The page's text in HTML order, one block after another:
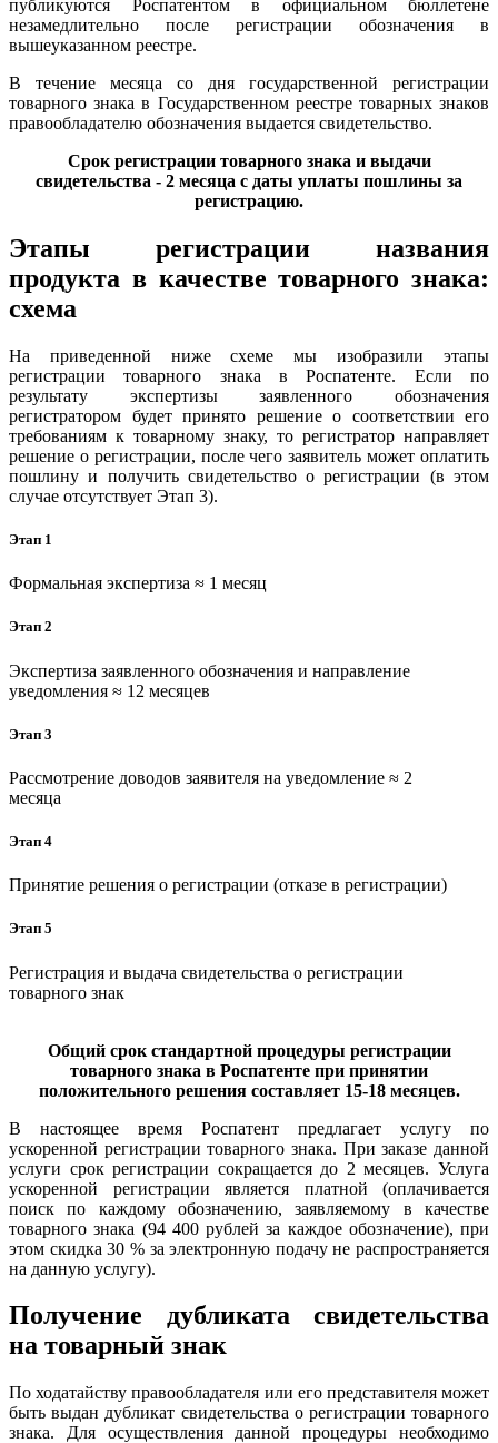
публикуются Роспатентом в официальном бюллетене
незамедлительно после регистрации обозначения в
вышеуказанном реестре.
В течение месяца со дня государственной регистрации
товарного знака в Государственном реестре товарных знаков
правообладателю обозначения выдается свидетельство.
Срок регистрации товарного знака и выдачи
свидетельства - 2 месяца с даты уплаты пошлины за
регистрацию.
Этапы регистрации названия
продукта в качестве товарного знака:
схема
На приведенной ниже схеме мы изобразили этапы
регистрации товарного знака в Роспатенте. Если по
результату экспертизы заявленного обозначения
регистратором будет принято решение о соответствии его
требованиям к товарному знаку, то регистратор направляет
решение о регистрации, после чего заявитель может оплатить
пошлину и получить свидетельство о регистрации (в этом
случае отсутствует Этап 3).
Этап 1
Формальная экспертиза ≈ 1 месяц
Этап 2
Экспертиза заявленного обозначения и направление
уведомления ≈ 12 месяцев
Этап 3
Рассмотрение доводов заявителя на уведомление ≈ 2
месяца
Этап 4
Принятие решения о регистрации (отказе в регистрации)
Этап 5
Регистрация и выдача свидетельства о регистрации
товарного знак
Общий срок стандартной процедуры регистрации
товарного знака в Роспатенте при принятии
положительного решения составляет 15-18 месяцев.
В настоящее время Роспатент предлагает услугу по
ускоренной регистрации товарного знака. При заказе данной
услуги срок регистрации сокращается до 2 месяцев. Услуга
ускоренной регистрации является платной (оплачивается
поиск по каждому обозначению, заявляемому в качестве
товарного знака (94 400 рублей за каждое обозначение), при
этом скидка 30 % за электронную подачу не распространяется
на данную услугу).
Получение дубликата свидетельства
на товарный знак
По ходатайству правообладателя или его представителя может
быть выдан дубликат свидетельства о регистрации товарного
знака. Для осуществления данной процедуры необходимо